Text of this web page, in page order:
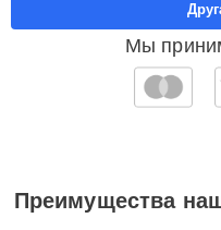
Мы
Преимущества